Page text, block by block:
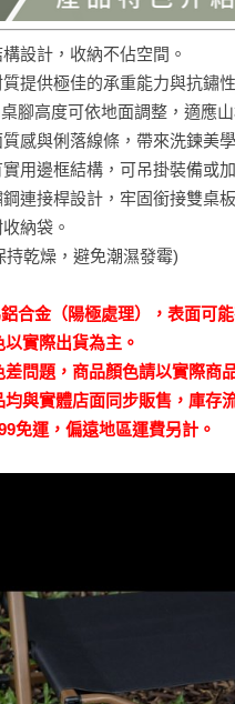
設計，收納不佔空間。
提供極佳的承重能力與抗鏽性
腳高度可依地面調整，適應
感與俐落線條，帶來洗鍊美學
用邊框結構，可吊掛裝備或加
連接桿設計，牢固銜接雙桌
納袋。
持乾燥，避免潮濕發霉)
合金（陽極處理），表面可
實際出貨為主。
問題，商品顏色請以實際商
與實體店面同步販售，庫存
免運，偏遠地區運費另計。